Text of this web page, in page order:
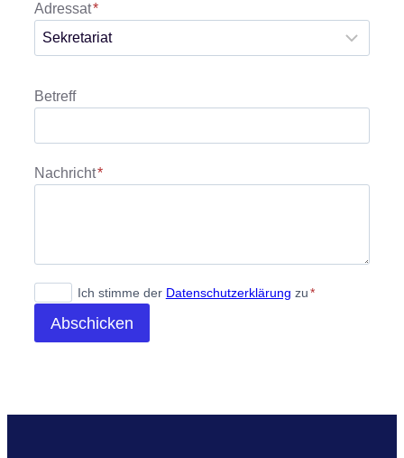
Adressat*
Betreff
Nachricht*
Ich stimme der Datenschutzerklärung zu*
Abschicken